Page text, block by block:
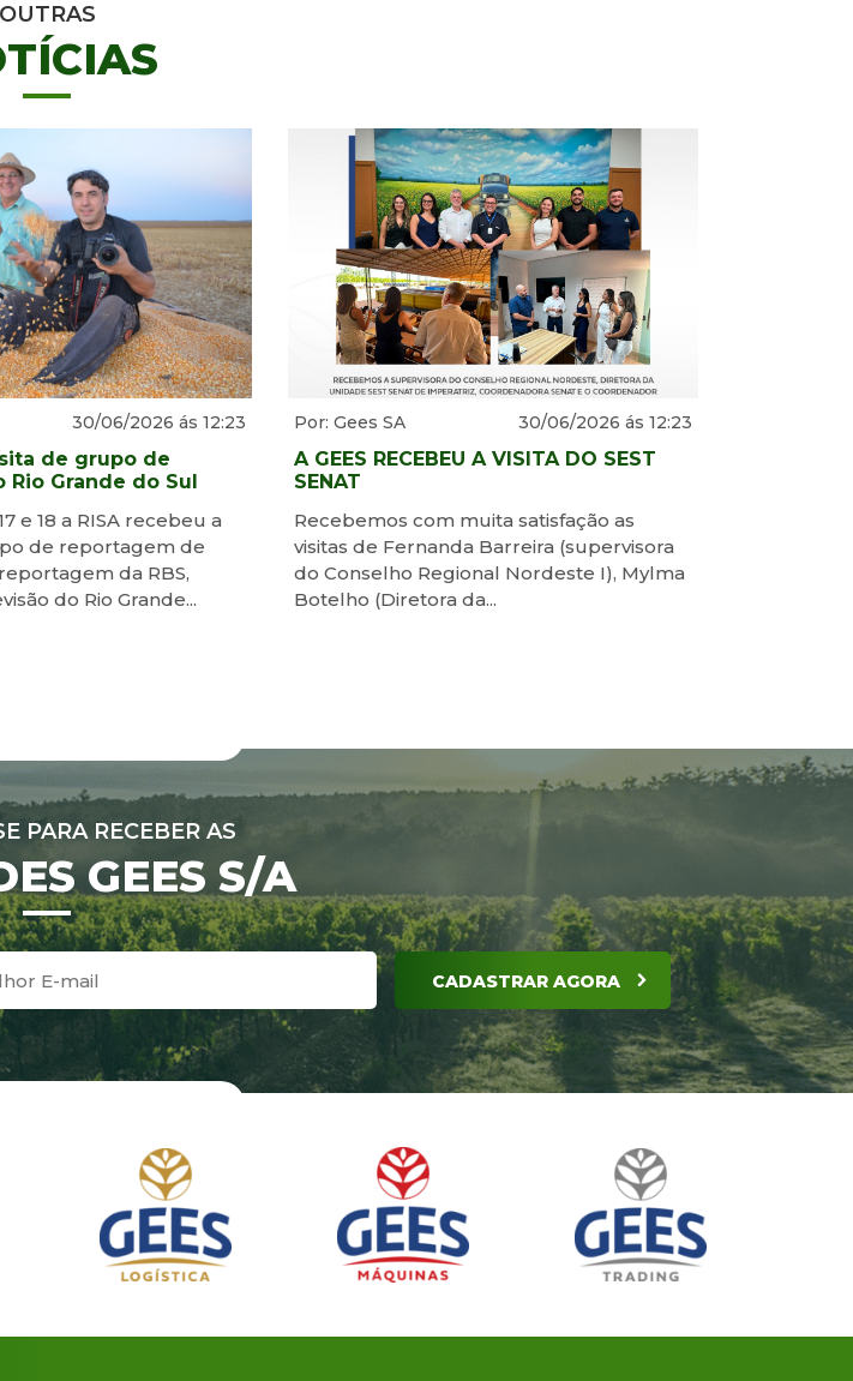
OUTRAS
30/06/2026 ás 12:23
de grupo de
Grande do Sul
e 18 a RISA recebeu a
de reportagem de
da RBS,
do Rio Grande...
Por: Gees SA 30/06/2026 ás 12:23
A GEES RECEBEU A VISITA DO SEST
SENAT
Recebemos com muita satisfação as
visitas de Fernanda Barreira (supervisora
do Conselho Regional Nordeste I), Mylma
Botelho (Diretora da...
PARA RECEBER AS
GEES S/A
CADASTRAR AGORA